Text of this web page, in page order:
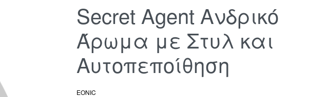
Secret Agent Ανδρικό
Άρωμα με Στυλ και
Αυτοπεποίθηση
EONIC